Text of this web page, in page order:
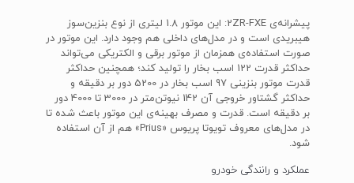
پیشرانه‌ی 2ZR-FXE: این موتور 1.8 لیتری از نوع بنزین‌سوز
هیبریدی است و در مدل‌های داخلی هم وجود دارد. این موتور در
صورت استفاده‌ی همزمان از موتور برقی و الکتریکی می‌تواند
حداکثر قدرت 122 اسب بخار را تولید کند؛ همچنین حداکثر
قدرت موتور بنزینی 97 اسب بخار در 5200 دور بر دقیقه و
حداکثر گشتاور خروجی آن 142 نیوتن‌متر در 3000 تا 4000 دور
بر دقیقه است. قدرت و مصرف بهینه‌ی این موتور باعث شده تا
در مدل‌های معروف تویوتا پریوس «Prius» هم از آن استفاده
شود.
عملکرد و رانندگی خودرو